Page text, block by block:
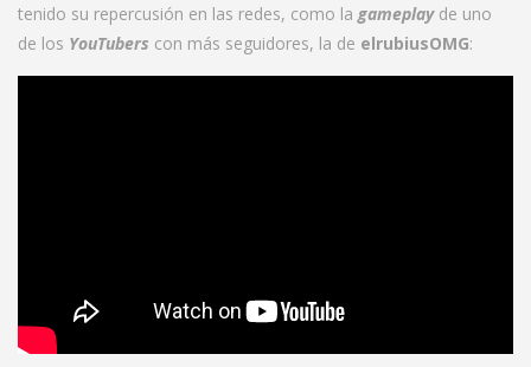
tenido su repercusión en las redes, como la gameplayde uno
de los YouTubers con más seguidores, la de elrubiusOMG: